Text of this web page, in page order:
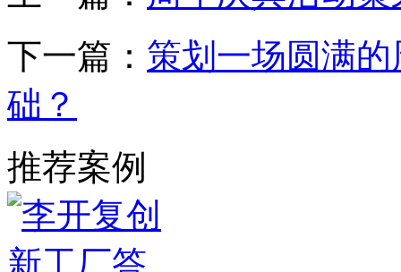
下一篇： 策划一场圆满
础？
推荐案例